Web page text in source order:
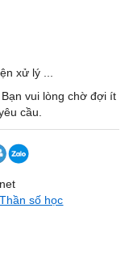
xử lý ...
vui lòng chờ đợi ít
cầu.
Thần số học